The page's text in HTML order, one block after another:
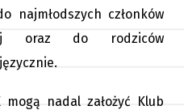
najmłodszych członków
oraz do rodziców
mogą nadal założyć Klub